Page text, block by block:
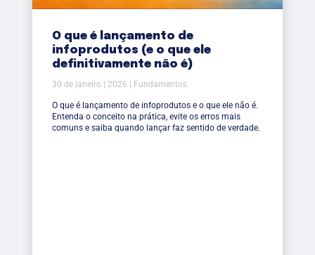
O que é lançamento de
infoprodutos (e o que ele
definitivamente não é)
30 de janeiro | 2026 | Fundamentos
O que é lançamento de infoprodutos e o que ele não é.
Entenda o conceito na prática, evite os erros mais
comuns e saiba quando lançar faz sentido de verdade.